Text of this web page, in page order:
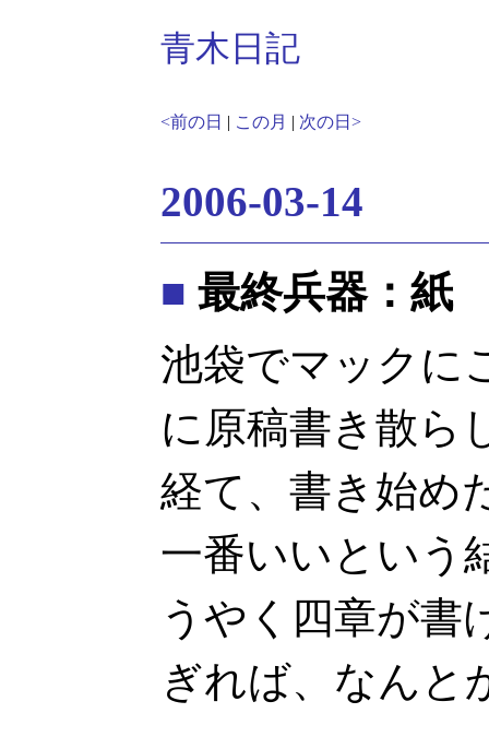
青木日記
<前の日 | この月 | 次の日>
2006-03-14
■ 最終兵器：紙
池袋でマックに
に原稿書き散ら
経て、書き始め
一番いいという
うやく四章が書
ぎれば、なん